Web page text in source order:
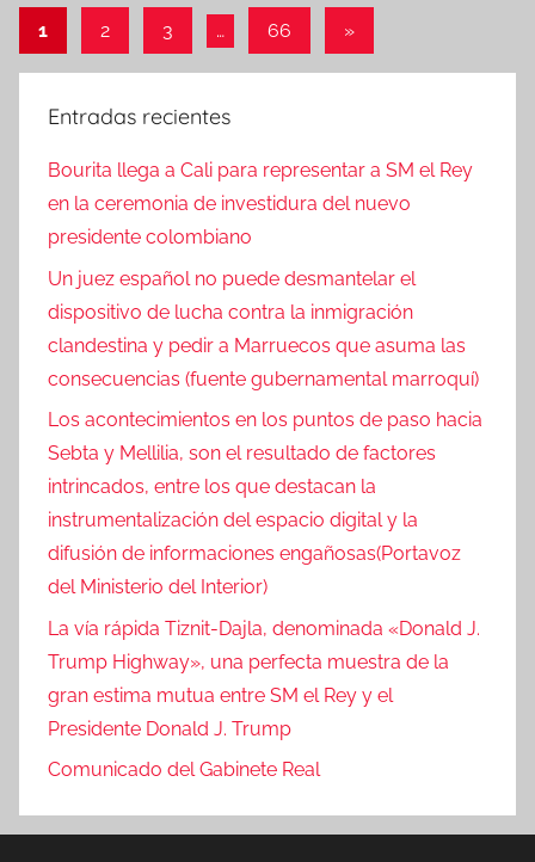
o
i
i
a
Paginación
de
entradas
1 2 3 … 66
Entradas
»
Entradas recientes
Bourita llega a Cali para representar a SM el Rey
en la ceremonia de investidura del nuevo
presidente colombiano
Un juez español no puede desmantelar el
dispositivo de lucha contra la inmigración
clandestina y pedir a Marruecos que asuma las
consecuencias (fuente gubernamental marroquí)
Los acontecimientos en los puntos de paso hacia
Sebta y Mellilia, son el resultado de factores
intrincados, entre los que destacan la
instrumentalización del espacio digital y la
difusión de informaciones engañosas(Portavoz
del Ministerio del Interior)
La vía rápida Tiznit-Dajla, denominada «Donald J.
Trump Highway», una perfecta muestra de la
gran estima mutua entre SM el Rey y el
Presidente Donald J. Trump
Comunicado del Gabinete Real